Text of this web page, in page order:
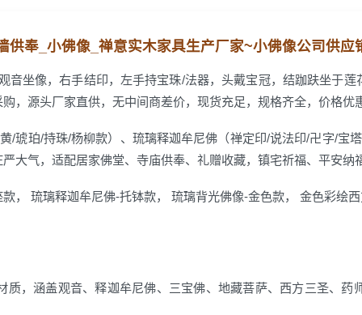
供奉_小佛像_禅意实木家具生产厂家~小佛像公司供应
音坐像，右手结印，左手持宝珠/法器，头戴宝冠，结跏趺坐于
，源头厂家直供，无中间商差价，现货充足，规格齐全，价格优
/琥珀/持珠/杨柳款）、琉璃释迦牟尼佛（禅定印/说法印/卍字/宝
大气，适配居家佛堂、寺庙供奉、礼赠收藏，镇宅祈福、平安纳
， 琉璃释迦牟尼佛-托钵款， 琉璃背光佛像-金色款， 金色彩绘
，涵盖观音、释迦牟尼佛、三宝佛、地藏菩萨、西方三圣、